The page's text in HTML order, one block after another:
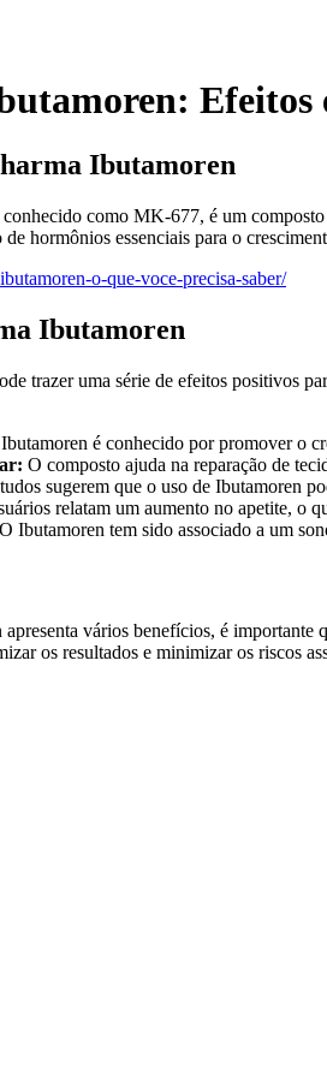
Efeitos
Ibutamoren
como MK-677, é um
hormônios essenciais para o
o-que-voce-precisa-saber/
Ibutamoren
trazer uma série de efeitos positivos
é conhecido por promover o
O composto ajuda na reparação de
sugerem que o uso de Ibutamoren
relatam um aumento no apetite, o
O Ibutamoren tem sido associado a um
vários benefícios, é importante
os resultados e minimizar os riscos